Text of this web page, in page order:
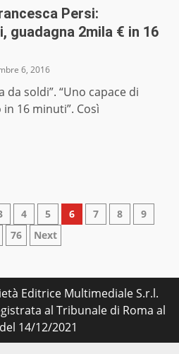
Persi:
guadagna 2mila € in 16
6, 2016
da soldi”. “Uno capace di
16 minuti”. Così
4 5 6 7 8
9
76 Next
Editrice Multimediale S.r.l.
al Tribunale di Roma al
14/12/2021